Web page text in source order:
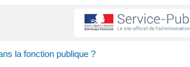
la fonction publique ?